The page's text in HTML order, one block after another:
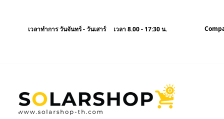
เวลาทำการ วันจันทร์ - วันเสาร์ เวลา 8.00 - 17:30 น.